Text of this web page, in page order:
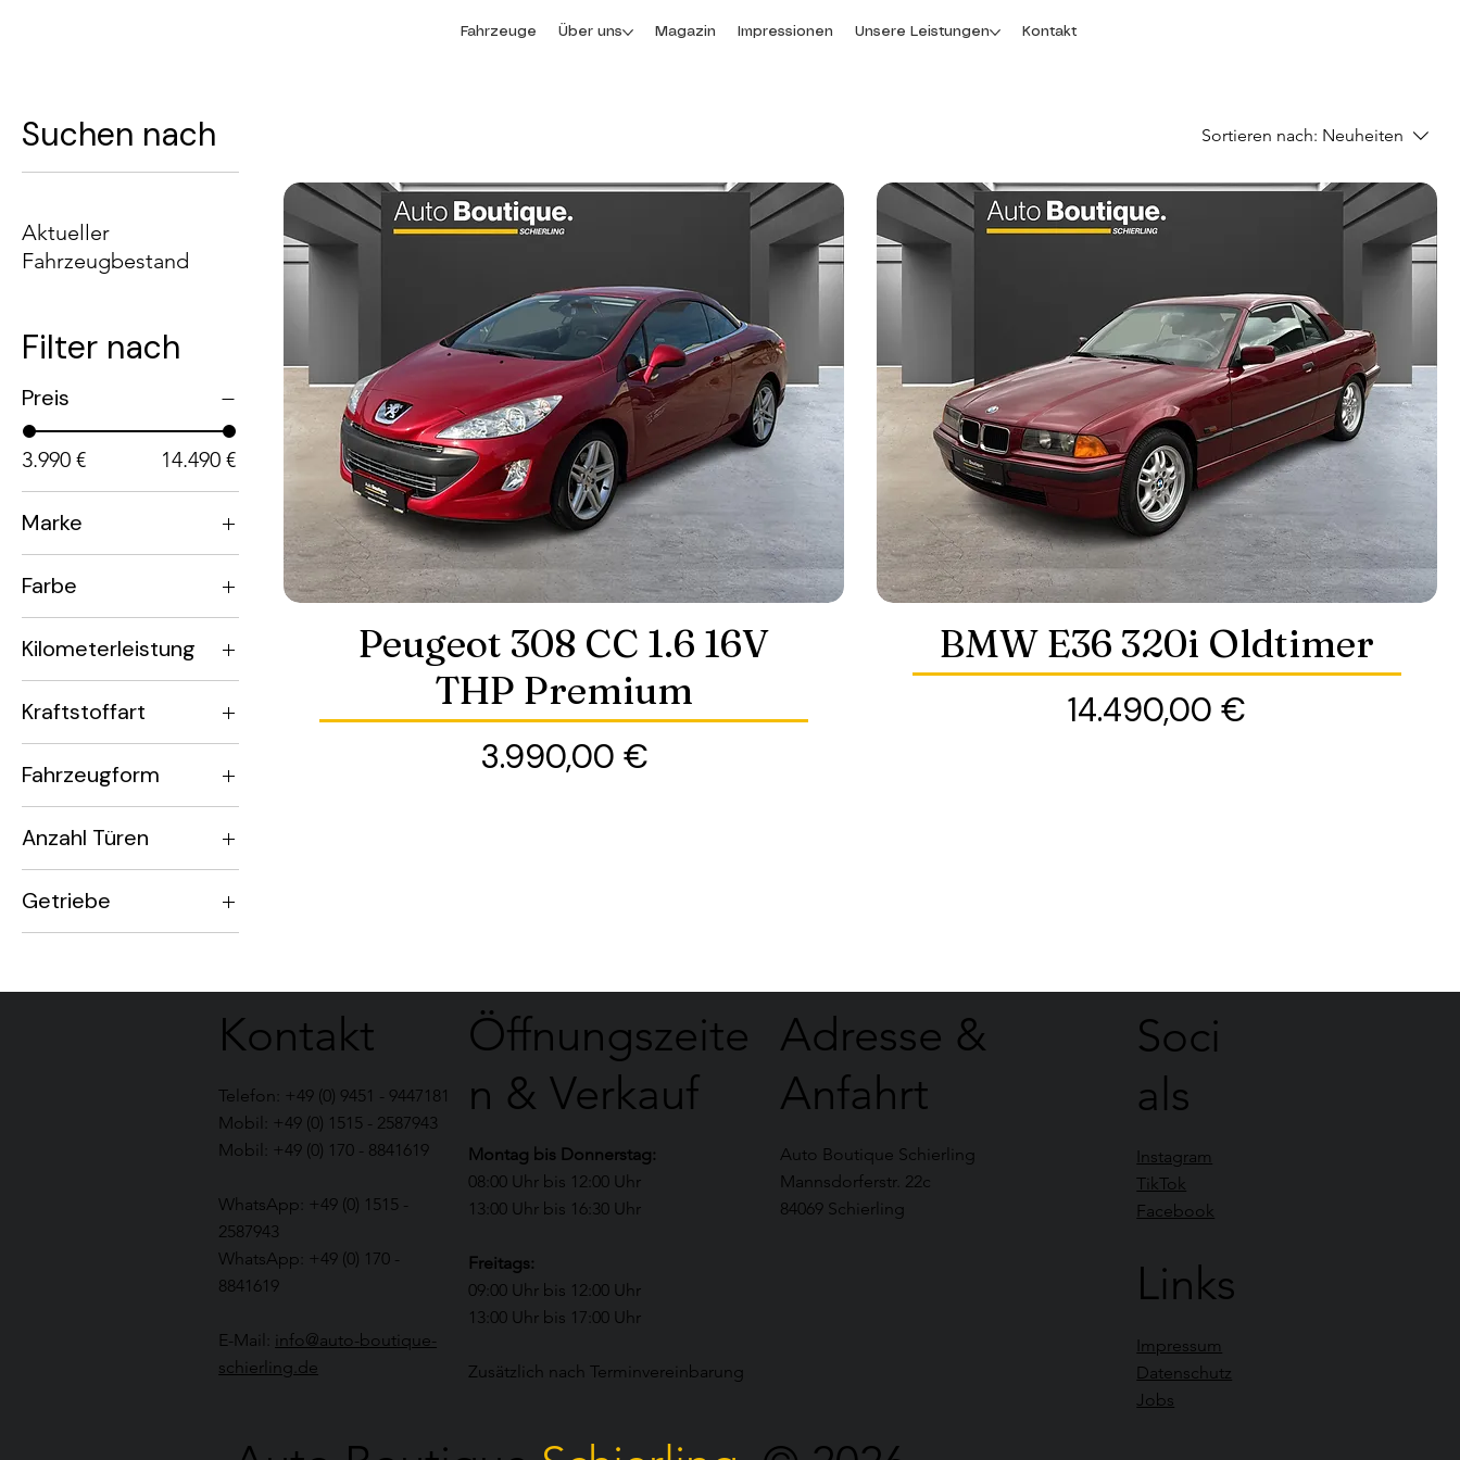
Fahrzeuge Über uns Magazin Impressionen Unsere Leistungen Kontakt
Suchen nach
Aktueller
Fahrzeugbestand
Filter nach
Preis
3.990 € 14.490 €
Marke
PEUGEOT
Farbe
Kilometerleistung
100.000 -
150.000KM
Kraftstoffart
Verbrenner
Fahrzeugform
Anzahl Türen
Getriebe
Sortieren nach: Neuheiten
Peugeot 308 CC 1.6 16V
THP Premium
Preis
3.990,00 €
BMW E36 320i Oldtimer
Preis
14.490,00 €
Kontakt
Telefon: +49 (0) 9451 - 9447181
Mobil: +49 (0) 1515 - 2587943
Mobil: +49 (0) 170 - 8841619
WhatsApp: +49 (0) 1515 -
2587943
WhatsApp: +49 (0) 170 -
8841619
E-Mail:
info@auto-boutique-
schierling.de
Öffnungszeite
n & Verkauf
Montag bis Donnerstag:
08:00 Uhr bis 12:00 Uhr
13:00 Uhr bis 16:30 Uhr​
Freitags:
09:00 Uhr bis 12:00 Uhr
13:00 Uhr bis 17:00 Uhr​
Zusätzlich nach Terminvereinbarung
Adresse &
Anfahrt
Auto Boutique Schierling
Mannsdorferstr. 22c
84069 Schierling
Soci
als
Instagram
TikTok
Facebook
Links
Impressum
Datenschutz
Jobs